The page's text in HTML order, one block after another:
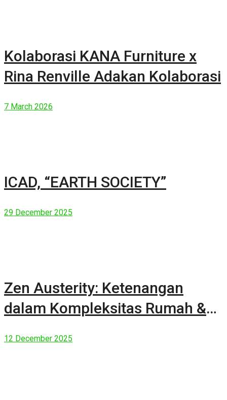
Kolaborasi KANA Furniture x
Rina Renville Adakan Kolaborasi
7 March 2026
ICAD, “EARTH SOCIETY”
29 December 2025
Zen Austerity: Ketenangan
dalam Kompleksitas Rumah &
12 December 2025